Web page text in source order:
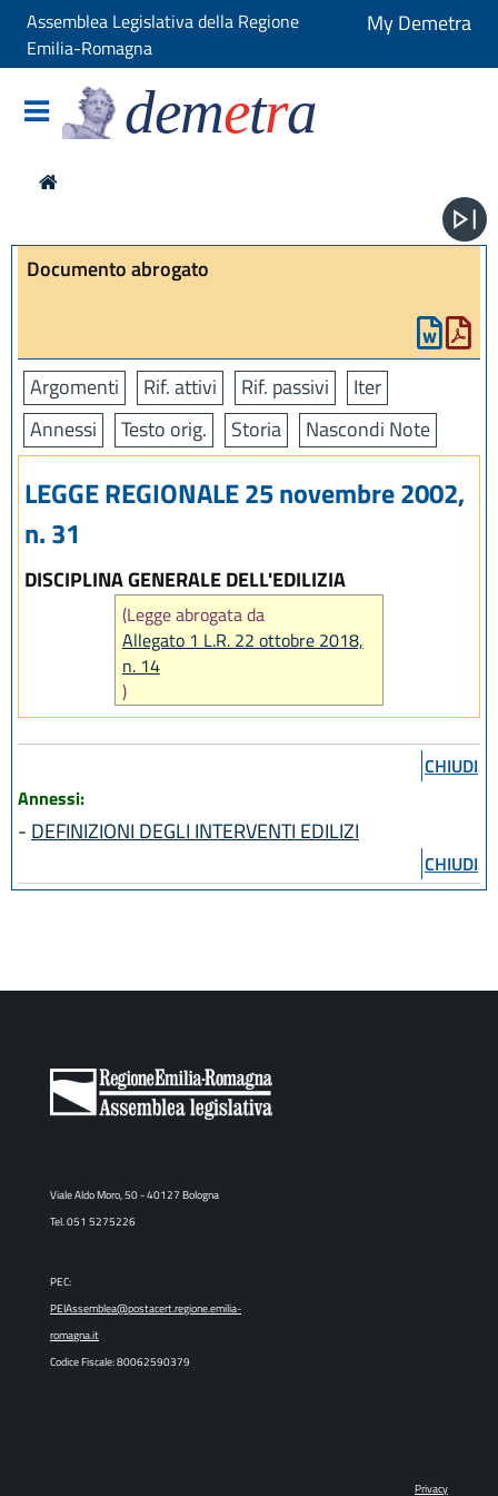
Assemblea Legislativa della Regione
Emilia-Romagna
My Demetra
demetra
Documento abrogato
Argomenti Rif. attivi Rif. passivi
Iter
Annessi
Testo orig. Storia Nascondi Note
LEGGE REGIONALE 25 novembre 2002,
n. 31
DISCIPLINA GENERALE DELL'EDILIZIA
(Legge abrogata da
Allegato 1 L.R. 22 ottobre 2018,
n. 14
)
CHIUDI
Annessi:
- DEFINIZIONI DEGLI INTERVENTI EDILIZI
CHIUDI
Viale Aldo Moro, 50 - 40127 Bologna
Tel. 051 5275226
PEC:
PEIAssemblea@postacert.regione.emilia-
romagna.it
Codice Fiscale: 80062590379
Privacy